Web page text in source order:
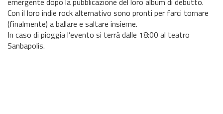
Con il loro indie rock alternativo sono pronti per farci tornare
(finalmente) a ballare e saltare insieme.
In caso di pioggia l’evento si terrà dalle 18:00 al teatro
Sanbapolis.